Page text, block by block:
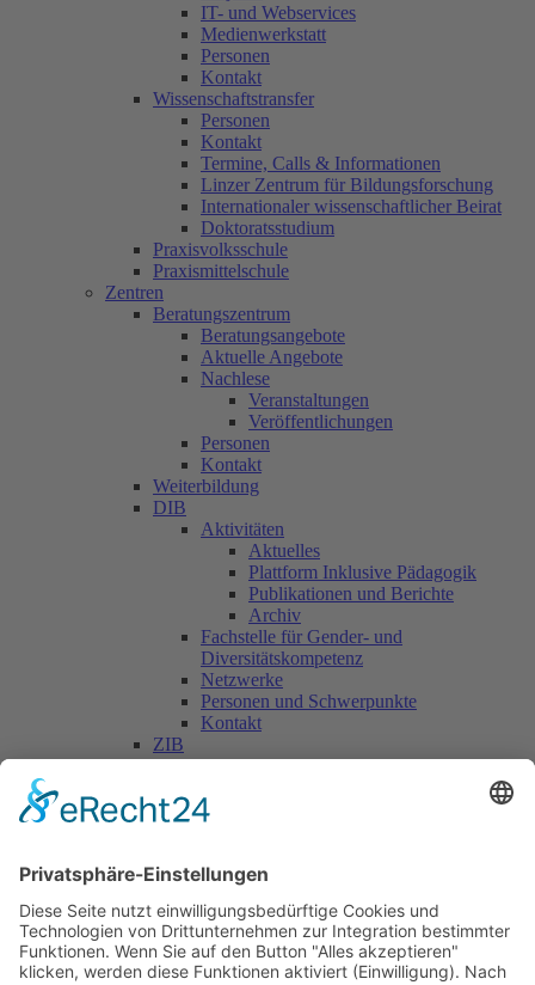
IT- und Webservices
Medienwerkstatt
Personen
Kontakt
Wissenschaftstransfer
Personen
Kontakt
Termine, Calls & Informationen
Linzer Zentrum für Bildungsforschung
Internationaler wissenschaftlicher Beirat
Doktoratsstudium
Praxisvolksschule
Praxismittelschule
Zentren
Beratungszentrum
Beratungsangebote
Aktuelle Angebote
Nachlese
Veranstaltungen
Veröffentlichungen
Personen
Kontakt
Weiterbildung
DIB
Aktivitäten
Aktuelles
Plattform Inklusive Pädagogik
Publikationen und Berichte
Archiv
Fachstelle für Gender- und
Diversitätskompetenz
Netzwerke
Personen und Schwerpunkte
Kontakt
ZIB
Päd. Praktische Studien
Personen
Nationale Kooperationen
L.E.V.
Nachlese
Soziales Engagement